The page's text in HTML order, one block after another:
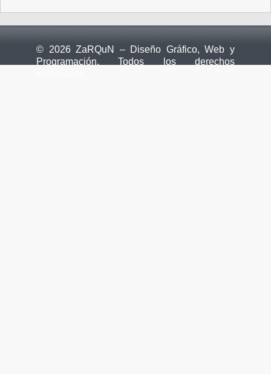
© 2026 ZaRQuN – Diseño Gráfico, Web y
Programación. Todos los derechos